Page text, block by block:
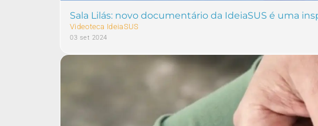
Sala Lilás: novo documentário da IdeiaSUS é uma
Videoteca IdeiaSUS
03 set 2024